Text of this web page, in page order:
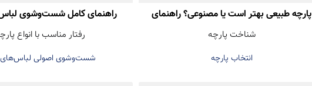
پارچه طبیعی بهتر است یا مصنوعی؟ راهنمای
انتخاب درست هنگام خرید لباس
شناخت پارچه
انتخاب پارچه
راهنمای کامل شست‌وشوی
رفتار مناسب با انواع
شست‌وشوی اصولی